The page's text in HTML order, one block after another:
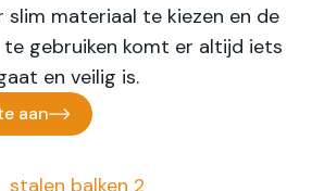
slim materiaal te kiezen en de
gebruiken komt er altijd iets
en veilig is.
aan